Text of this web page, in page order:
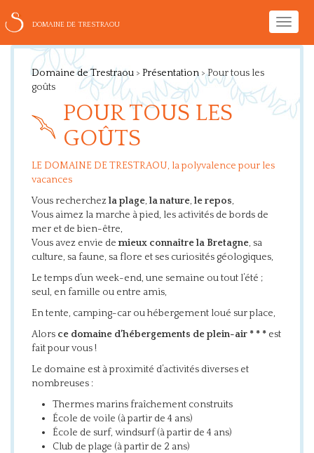
Toggle
DOMAINE DE TRESTRAOU
Domaine de Trestraou > Présentation >Pour tous les
goûts
POUR TOUS LES
GOÛTS
LE DOMAINE DE TRESTRAOU, la polyvalence pour les
vacances
Vous recherchezla plage, la nature, le repos,
Vous aimez la marche à pied, les activités de bords de
mer et de bien-être,
Vous avez envie de mieux connaître la Bretagne, sa
culture, sa faune, sa flore et ses curiosités géologiques,
Le temps d’un week-end, une semaine ou tout l’été ;
seul, en famille ou entre amis,
En tente, camping-car ou hébergement loué sur place,
Alors ce domaine d’hébergements de plein-air * * * est
fait pour vous !
Le domaine est à proximité d’activités diverses et
nombreuses :
Thermes marins fraîchement construits
École de voile (à partir de 4 ans)
École de surf, windsurf (à partir de 4 ans)
Club de plage (à partir de 2 ans)